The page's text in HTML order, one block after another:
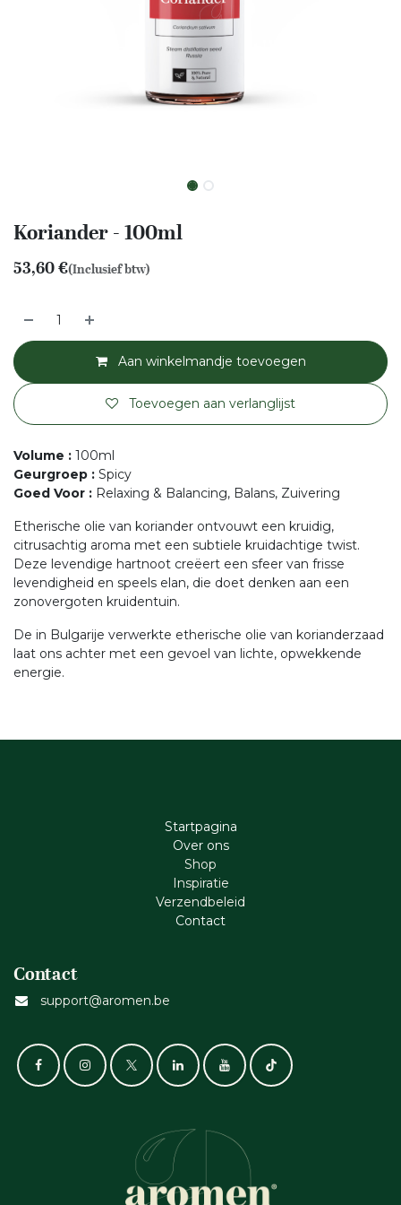
Koriander - 100ml
53,60€(Inclusief btw)
Aan winkelmandje toevoegen
Toevoegen aan verlanglijst
Volume : 100ml
Geurgroep : Spicy
Goed Voor : Relaxing & Balancing, Balans, Zuivering
Etherische olie van koriander ontvouwt een kruidig,
citrusachtig aroma met een subtiele kruidachtige twist.
Deze levendige hartnoot creëert een sfeer van frisse
levendigheid en speels elan, die doet denken aan een
zonovergoten kruidentuin.
De in Bulgarije verwerkte etherische olie van korianderzaad
laat ons achter met een gevoel van lichte, opwekkende
energie.
Startpagina
Ove​r​ ons
Shop
Inspiratie
Verzendbeleid
Cont​act
Contact
support@aromen.be